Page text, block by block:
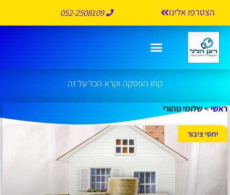
הצטרפו אלינו 052-2508109
קחו הפסקה וקרא הכל על זה
ראשי>שלומי טהורי
יחסי ציבור